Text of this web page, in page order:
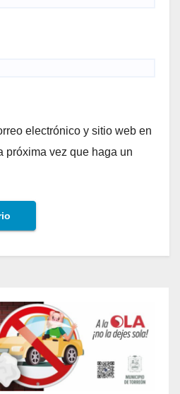
electrónico y sitio web en
próxima vez que haga un